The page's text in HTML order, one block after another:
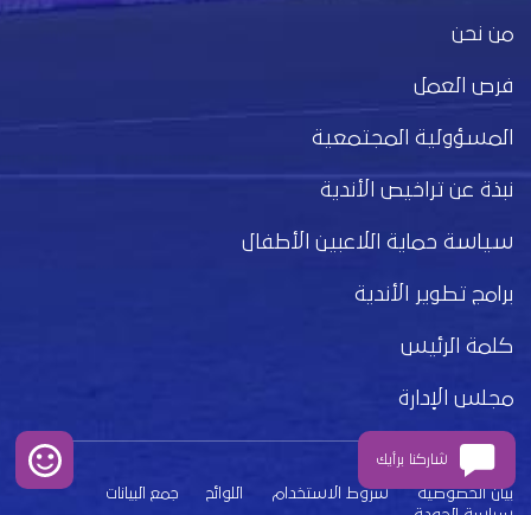
من نحن
فرص العمل
المسؤولية المجتمعية
نبذة عن تراخيص الأندية
سياسة حماية اللاعبين الأطفال
برامج تطوير الأندية
كلمة الرئيس
مجلس الإدارة
بيان الخصوصية شروط الاستخدام اللوائح
جمع البيانات
شاركنا برأيك